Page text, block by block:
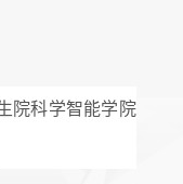
院科学智能学院